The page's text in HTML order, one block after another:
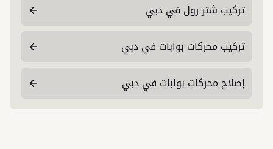
تركيب شتر رول في دبي
تركيب محركات بوابات في دبي
إصلاح محركات بوابات في دبي